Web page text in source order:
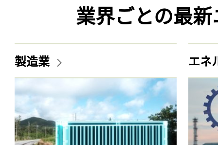
業界ごとの最
製造業 エネ